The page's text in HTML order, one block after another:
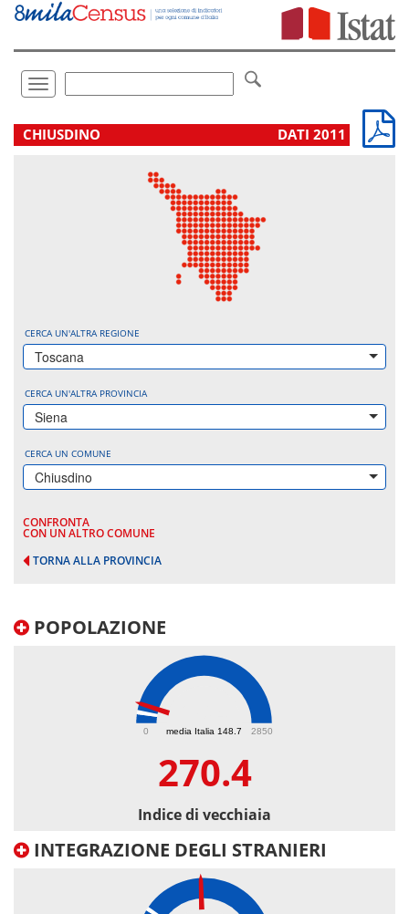
Vai
direttamente
Toggle
navigation
.
CHIUSDINO DATI 2011
CERCA UN'ALTRA REGIONE
Toscana
CERCA UN'ALTRA PROVINCIA
Siena
CERCA UN COMUNE
Chiusdino
CONFRONTA
CON UN ALTRO COMUNE
TORNA ALLA PROVINCIA
POPOLAZIONE
media Italia 148.7
0 2850
270.4
Indice di vecchiaia
INTEGRAZIONE DEGLI STRANIERI